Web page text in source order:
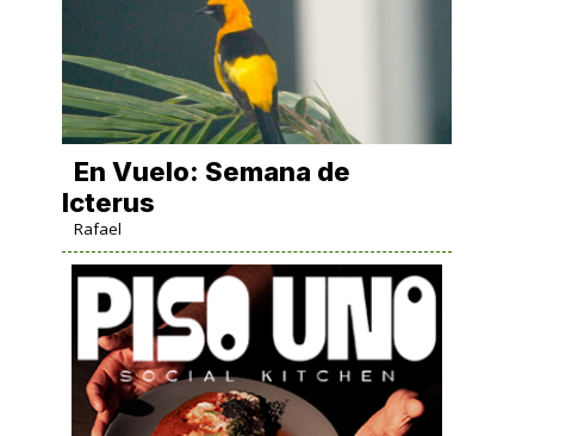
En Vuelo: Semana de
Icterus
Rafael